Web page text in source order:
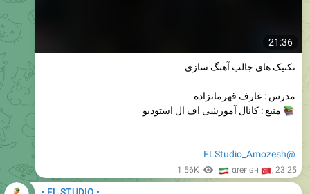
21:36
تکنیک های جالب آهنگ سازی
مدرس : عارف قهرمانزاده
منبع : کانال آموزشی اف ال استودیو
@FLStudio_Amozesh
1.56K αreғ ɢн , 23:25